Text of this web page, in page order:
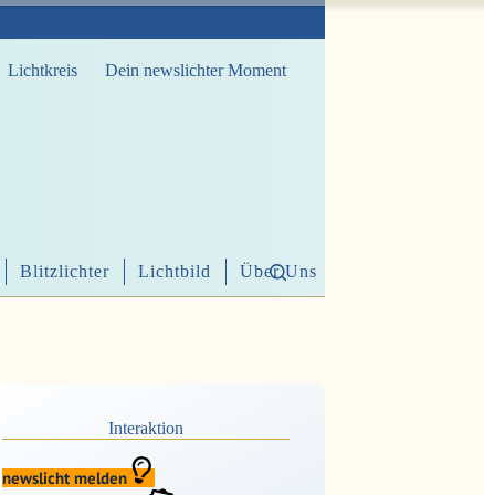
Lichtkreis Dein newslichter Moment
Blitzlichter Lichtbild Über Uns
Interaktion
newslicht melden